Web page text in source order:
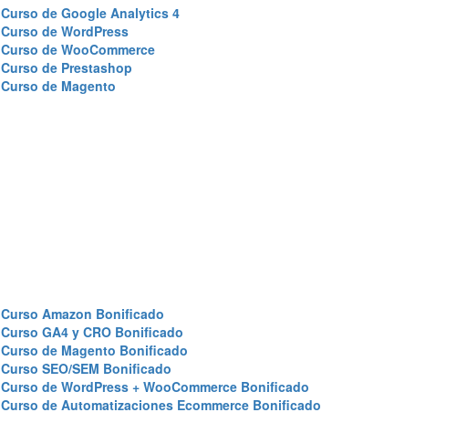
Curso de Google Analytics 4
Curso de WordPress
Curso de WooCommerce
Curso de Prestashop
Curso de Magento
Curso Amazon Bonificado
Curso GA4 y CRO Bonificado
Curso de Magento Bonificado
Curso SEO/SEM Bonificado
Curso de WordPress + WooCommerce Bonificado
Curso de Automatizaciones Ecommerce Bonificado